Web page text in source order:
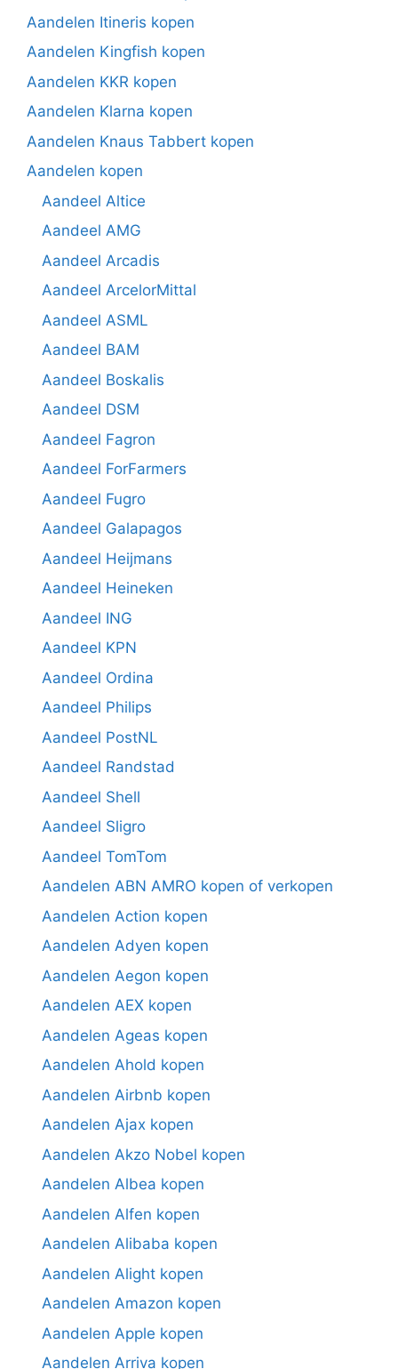
Aandelen Itineris kopen
Aandelen Kingfish kopen
Aandelen KKR kopen
Aandelen Klarna kopen
Aandelen Knaus Tabbert kopen
Aandelen kopen
Aandeel Altice
Aandeel AMG
Aandeel Arcadis
Aandeel ArcelorMittal
Aandeel ASML
Aandeel BAM
Aandeel Boskalis
Aandeel DSM
Aandeel Fagron
Aandeel ForFarmers
Aandeel Fugro
Aandeel Galapagos
Aandeel Heijmans
Aandeel Heineken
Aandeel ING
Aandeel KPN
Aandeel Ordina
Aandeel Philips
Aandeel PostNL
Aandeel Randstad
Aandeel Shell
Aandeel Sligro
Aandeel TomTom
Aandelen ABN AMRO kopen of verkopen
Aandelen Action kopen
Aandelen Adyen kopen
Aandelen Aegon kopen
Aandelen AEX kopen
Aandelen Ageas kopen
Aandelen Ahold kopen
Aandelen Airbnb kopen
Aandelen Ajax kopen
Aandelen Akzo Nobel kopen
Aandelen Albea kopen
Aandelen Alfen kopen
Aandelen Alibaba kopen
Aandelen Alight kopen
Aandelen Amazon kopen
Aandelen Apple kopen
Aandelen Arriva kopen